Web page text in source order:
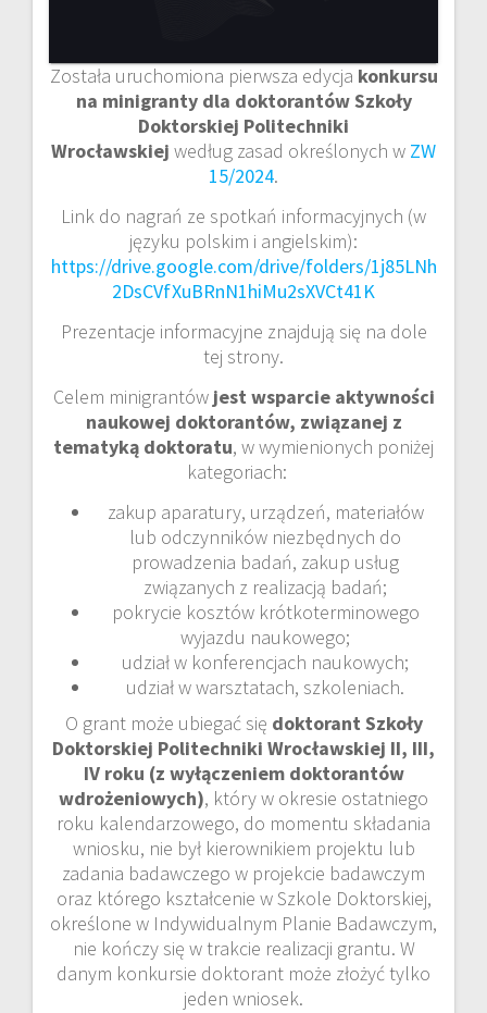
Została uruchomiona pierwsza edycja konkursu
na minigranty dla doktorantów Szkoły
Doktorskiej Politechniki
Wrocławskiej według zasad określonych w ZW
15/2024.
Link do nagrań ze spotkań informacyjnych (w
języku polskim i angielskim):
https://drive.google.com/drive/folders/1j85LNh
2DsCVfXuBRnN1hiMu2sXVCt41K
Prezentacje informacyjne znajdują się na dole
tej strony.
Celem minigrantów jest wsparcie aktywności
naukowej doktorantów, związanej z
tematyką doktoratu, w wymienionych poniżej
kategoriach:
zakup aparatury, urządzeń, materiałów
lub odczynników niezbędnych do
prowadzenia badań, zakup usług
związanych z realizacją badań;
pokrycie kosztów krótkoterminowego
wyjazdu naukowego;
udział w konferencjach naukowych;
udział w warsztatach, szkoleniach.
O grant może ubiegać się doktorant Szkoły
Doktorskiej Politechniki Wrocławskiej II, III,
IV roku (z wyłączeniem doktorantów
wdrożeniowych), który w okresie ostatniego
roku kalendarzowego, do momentu składania
wniosku, nie był kierownikiem projektu lub
zadania badawczego w projekcie badawczym
oraz którego kształcenie w Szkole Doktorskiej,
określone w Indywidualnym Planie Badawczym,
nie kończy się w trakcie realizacji grantu. W
danym konkursie doktorant może złożyć tylko
jeden wniosek.